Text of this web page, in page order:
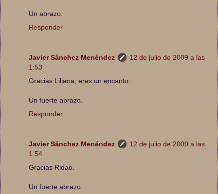
Un abrazo.
Responder
Javier Sánchez Menéndez
12 de julio de 2009 a las
1:53
Gracias Liliana, eres un encanto.
Un fuerte abrazo.
Responder
Javier Sánchez Menéndez
12 de julio de 2009 a las
1:54
Gracias Ridao.
Un fuerte abrazo.